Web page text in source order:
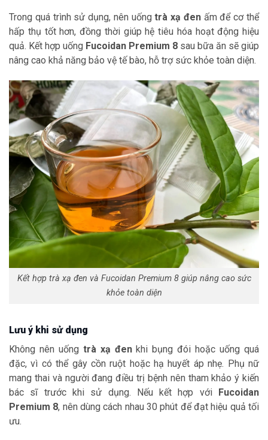
Trong quá trình sử dụng, nên uốngtrà xạ đenấm để cơ thể
hấp thụ tốt hơn, đồng thời giúp hệ tiêu hóa hoạt động hiệu
quả. Kết hợp uống Fucoidan Premium 8 sau bữa ăn sẽ giúp
nâng cao khả năng bảo vệ tế bào, hỗ trợ sức khỏe toàn diện.
Kết hợp trà xạ đen và Fucoidan Premium 8 giúp nâng cao sức
khỏe toàn diện
Lưu ý khi sử dụng
Không nên uống trà xạ đenkhi bụng đói hoặc uống quá
đặc, vì có thể gây cồn ruột hoặc hạ huyết áp nhẹ. Phụ nữ
mang thai và người đang điều trị bệnh nên tham khảo ý kiến
bác sĩ trước khi sử dụng. Nếu kết hợp với Fucoidan
Premium 8, nên dùng cách nhau 30 phút để đạt hiệu quả tối
ưu.